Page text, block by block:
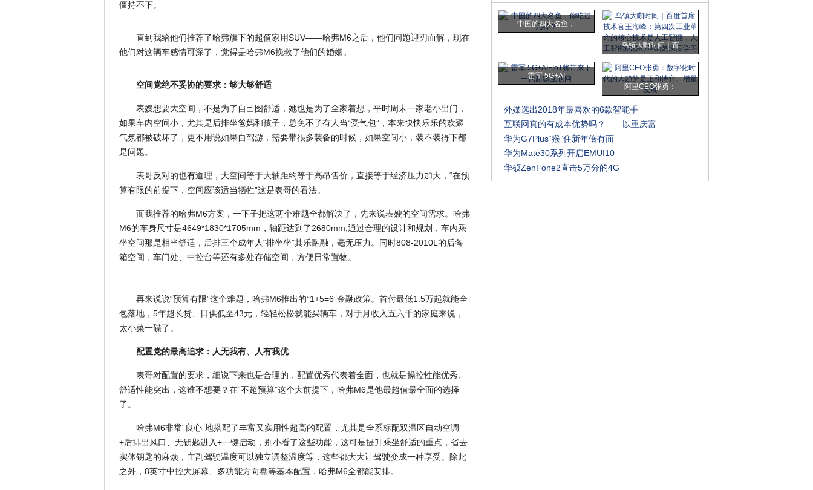
僵持不下。
直到我给他们推荐了哈弗旗下的超值家用SUV——哈弗M6之后，他们问题迎刃而解，现在
他们对这辆车感情可深了，觉得是哈弗M6挽救了他们的婚姻。
空间党绝不妥协的要求：够大够舒适
表嫂想要大空间，不是为了自己图舒适，她也是为了全家着想，平时周末一家老小出门，
如果车内空间小，尤其是后排坐爸妈和孩子，总免不了有人当“受气包”，本来快快乐乐的欢聚
气氛都被破坏了，更不用说如果自驾游，需要带很多装备的时候，如果空间小，装不装得下都
是问题。
表哥反对的也有道理，大空间等于大轴距约等于高昂售价，直接等于经济压力加大，“在预
算有限的前提下，空间应该适当牺牲”这是表哥的看法。
而我推荐的哈弗M6方案，一下子把这两个难题全都解决了，先来说表嫂的空间需求。哈弗
M6的车身尺寸是4649*1830*1705mm，轴距达到了2680mm,通过合理的设计和规划，车内乘
坐空间那是相当舒适，后排三个成年人“排坐坐”其乐融融，毫无压力。同时808-2010L的后备
箱空间，车门处、中控台等还有多处存储空间，方便日常置物。
再来说说“预算有限”这个难题，哈弗M6推出的“1+5=6”金融政策。首付最低1.5万起就能全
包落地，5年超长贷、日供低至43元，轻轻松松就能买辆车，对于月收入五六千的家庭来说，
太小菜一碟了。
配置党的最高追求：人无我有、人有我优
表哥对配置的要求，细说下来也是合理的，配置优秀代表着全面，也就是操控性能优秀、
舒适性能突出，这谁不想要？在“不超预算”这个大前提下，哈弗M6是他最超值最全面的选择
了。
哈弗M6非常“良心”地搭配了丰富又实用性超高的配置，尤其是全系标配双温区自动空调
+后排出风口、无钥匙进入+一键启动，别小看了这些功能，这可是提升乘坐舒适的重点，省去
实体钥匙的麻烦，主副驾驶温度可以独立调整温度等，这些都大大让驾驶变成一种享受。除此
之外，8英寸中控大屏幕、多功能方向盘等基本配置，哈弗M6全都能安排。
中国的四大名鱼，
乌镇大咖时间｜百
雷军 5G+AI
阿里CEO张勇：
外媒选出2018年最喜欢的6款智能手
互联网真的有成本优势吗？——以重庆富
华为G7Plus“猴”住新年倍有面
华为Mate30系列开启EMUI10
华硕ZenFone2直击5万分的4G